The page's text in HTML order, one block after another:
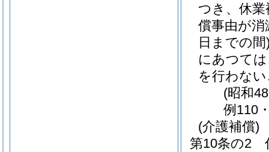
つき、休
償事由が
日までの間
にあつて
を行わな
(昭和
例110
(介護補償)
第10条の2